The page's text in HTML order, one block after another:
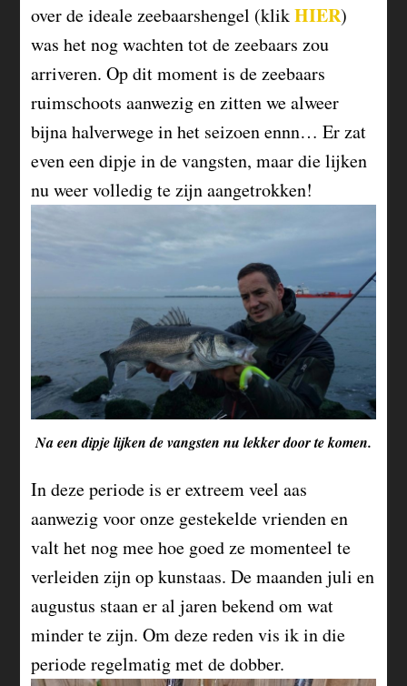
over de ideale zeebaarshengel (klikHIER)
was het nog wachten tot de zeebaars zou
arriveren. Op dit moment is de zeebaars
ruimschoots aanwezig en zitten we alweer
bijna halverwege in het seizoen ennn… Er zat
even een dipje in de vangsten, maar die lijken
nu weer volledig te zijn aangetrokken!
Na een dipje lijken de vangsten nu lekker door te komen.
In deze periode is er extreem veel aas
aanwezig voor onze gestekelde vrienden en
valt het nog mee hoe goed ze momenteel te
verleiden zijn op kunstaas. De maanden juli en
augustus staan er al jaren bekend om wat
minder te zijn. Om deze reden vis ik in die
periode regelmatig met de dobber.